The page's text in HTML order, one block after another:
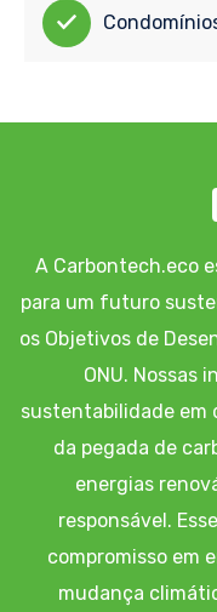
A Carbontech.eco
para um futuro
os Objetivos de
ONU. Nossas
sustentabilidade em
da pegada de
energias
responsável.
compromisso em
mudança